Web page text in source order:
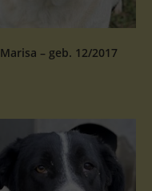
Marisa – geb. 12/2017